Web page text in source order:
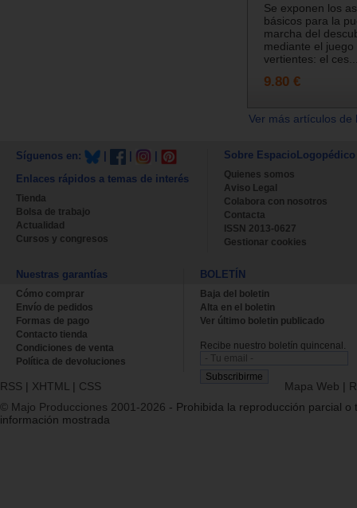
Se exponen los
básicos para la
marcha del
mediante el
vertientes: el
9.80 €
Ver más artículos
Síguenos en:
Enlaces rápidos a temas de interés
Tienda
Bolsa de trabajo
Actualidad
Cursos y congresos
Sobre EspacioLogopédico
Quienes somos
Aviso Legal
Colabora con nosotros
Contacta
ISSN 2013-0627
Gestionar cookies
Nuestras garantías
Cómo comprar
Envío de pedidos
Formas de pago
Contacto tienda
Condiciones de venta
Política de devoluciones
BOLETÍN
Baja del boletin
Alta en el boletin
Ver último boletin publicado
Recibe nuestro boletín quincenal.
RSS | XHTML | CSS Mapa Web |
© Majo Producciones 2001-2026 - Prohibida la reproducción parcial o
información mostrada